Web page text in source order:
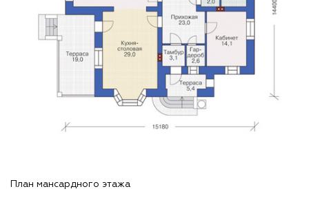
План мансардного этажа